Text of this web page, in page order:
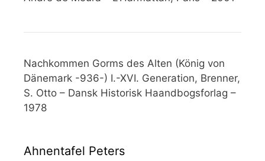
Nachkommen Gorms des Alten (König von
Dänemark -936-) I.-XVI. Generation, Brenner,
S. Otto – Dansk Historisk Haandbogsforlag –
1978
Ahnentafel Peters